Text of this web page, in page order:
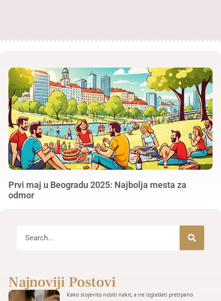
Prvi maj u Beogradu 2025: Najbolja mesta za
odmor
Najnoviji Postovi
Kako slojevito nositi nakit, a ne izgledati pretrpano